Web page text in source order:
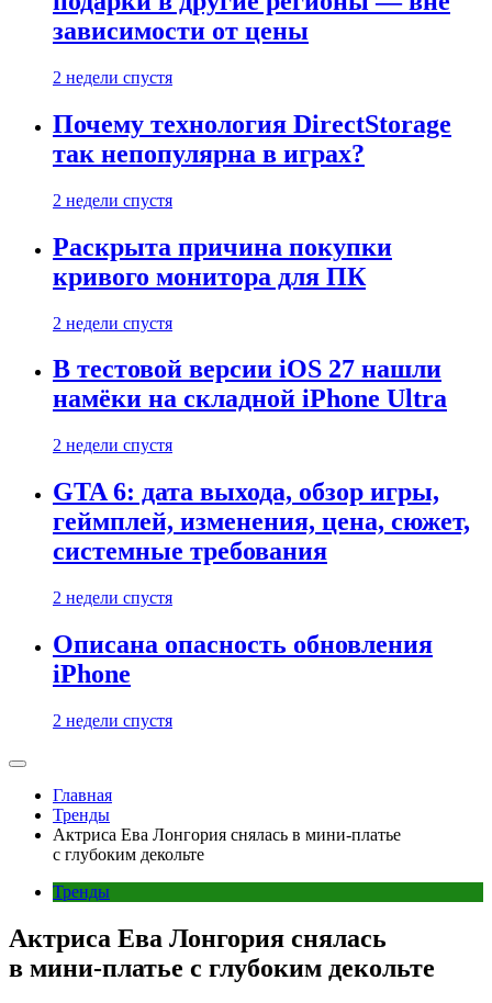
зависимости от цены
2 недели спустя
Почему технология DirectStorage
так непопулярна в играх?
2 недели спустя
Раскрыта причина покупки
кривого монитора для ПК
2 недели спустя
В тестовой версии iOS 27 нашли
намёки на складной iPhone Ultra
2 недели спустя
GTA 6: дата выхода, обзор игры,
геймплей, изменения, цена, сюжет,
системные требования
2 недели спустя
Описана опасность обновления
iPhone
2 недели спустя
Главная
Тренды
Актриса Ева Лонгория снялась в мини-платье
с глубоким декольте
Тренды
Актриса Ева Лонгория снялась
в мини-платье с глубоким декольте